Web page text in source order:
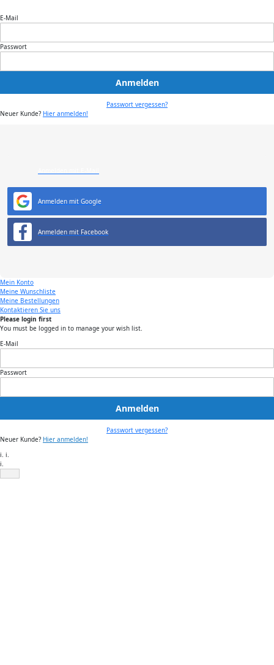
E-Mail
Passwort
Anmelden
Passwort vergessen?
Neuer Kunde? Hier anmelden!
Anmelden mit Google
Anmelden mit Facebook
Mein Konto
Meine Wunschliste
Meine Bestellungen
Kontaktieren Sie uns
Please login first
You must be logged in to manage your wish list.
E-Mail
Passwort
Anmelden
Passwort vergessen?
Neuer Kunde? Hier anmelden!
i. i.
i.